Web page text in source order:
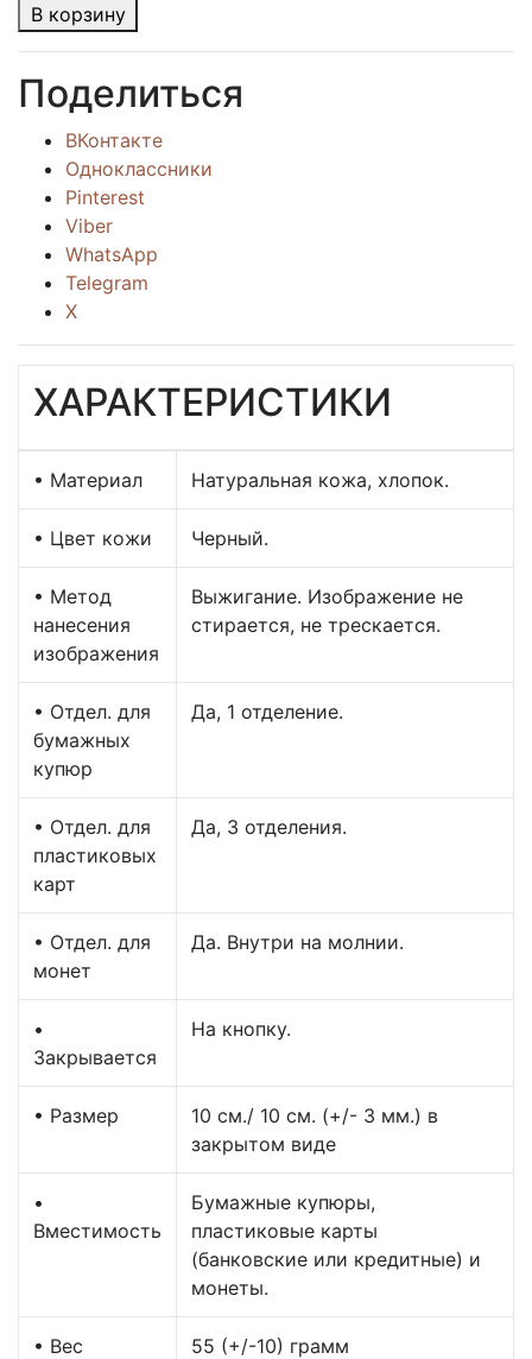
В корзину
Поделиться
ВКонтакте
Одноклассники
Pinterest
Viber
WhatsApp
Telegram
X
ХАРАКТЕРИСТИКИ
• Материал Натуральная кожа, хлопок.
• Цвет кожи Черный.
• Метод
нанесения
изображения
Выжигание. Изображение не
стирается, не трескается.
• Отдел. для
бумажных
купюр
Да, 1 отделение.
• Отдел. для
пластиковых
карт
Да, 3 отделения.
• Отдел. для
монет
Да. Внутри на молнии.
•
Закрывается
На кнопку.
• Размер
10 см./ 10 см. (+/- 3 мм.) в
закрытом виде
•
Вместимость
Бумажные купюры,
пластиковые карты
(банковские или кредитные) и
монеты.
• Вес
55 (+/-10) грамм